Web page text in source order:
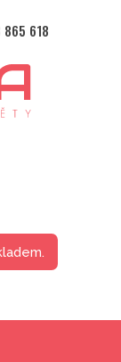
865 618